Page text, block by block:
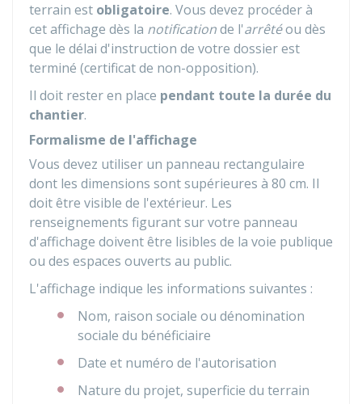
terrain est obligatoire. Vous devez procéder à
cet affichage dès la notificationde l'arrêtéou dès
que le délai d'instruction de votre dossier est
terminé (certificat de non-opposition).
Il doit rester en place pendant toute la durée du
chantier.
Formalisme de l'affichage
Vous devez utiliser un panneau rectangulaire
dont les dimensions sont supérieures à 80 cm. Il
doit être visible de l'extérieur. Les
renseignements figurant sur votre panneau
d'affichage doivent être lisibles de la voie publique
ou des espaces ouverts au public.
L'affichage indique les informations suivantes :
Nom, raison sociale ou dénomination
sociale du bénéficiaire
Date et numéro de l'autorisation
Nature du projet, superficie du terrain